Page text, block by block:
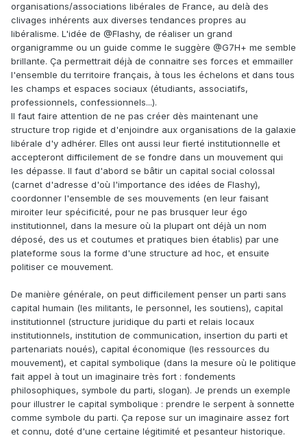
organisations/associations libérales de France, au delà des
clivages inhérents aux diverses tendances propres au
libéralisme. L'idée de @Flashy, de réaliser un grand
organigramme ou un guide comme le suggère @G7H+ me semble
brillante. Ça permettrait déjà de connaitre ses forces et emmailler
l'ensemble du territoire français, à tous les échelons et dans tous
les champs et espaces sociaux (étudiants, associatifs,
professionnels, confessionnels...).
Il faut faire attention de ne pas créer dès maintenant une
structure trop rigide et d'enjoindre aux organisations de la galaxie
libérale d'y adhérer. Elles ont aussi leur fierté institutionnelle et
accepteront difficilement de se fondre dans un mouvement qui
les dépasse. Il faut d'abord se bâtir un capital social colossal
(carnet d'adresse d'où l'importance des idées de Flashy),
coordonner l'ensemble de ses mouvements (en leur faisant
miroiter leur spécificité, pour ne pas brusquer leur égo
institutionnel, dans la mesure où la plupart ont déjà un nom
déposé, des us et coutumes et pratiques bien établis) par une
plateforme sous la forme d'une structure ad hoc, et ensuite
politiser ce mouvement.
De manière générale, on peut difficilement penser un parti sans
capital humain (les militants, le personnel, les soutiens), capital
institutionnel (structure juridique du parti et relais locaux
institutionnels, institution de communication, insertion du parti et
partenariats noués), capital économique (les ressources du
mouvement), et capital symbolique (dans la mesure où le politique
fait appel à tout un imaginaire très fort : fondements
philosophiques, symbole du parti, slogan). Je prends un exemple
pour illustrer le capital symbolique : prendre le serpent à sonnette
comme symbole du parti. Ça repose sur un imaginaire assez fort
et connu, doté d'une certaine légitimité et pesanteur historique.